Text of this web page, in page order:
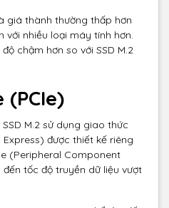
giá thành thường thấp hơn
với nhiều loại máy tính hơn.
chậm hơn so với SSD M.2
(PCIe)
M.2 sử dụng giao thức
được thiết kế riêng
(Peripheral Component
tốc độ truyền dữ liệu vượt